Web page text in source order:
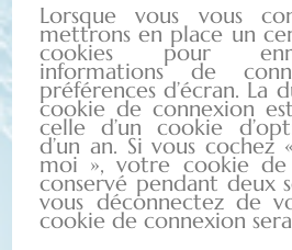
Lorsque vous vous
mettrons en place un
cookies pour
informations de
préférences d’écran. La
cookie de connexion
celle d’un cookie
d’un an. Si vous cochez
moi », votre cookie de
conservé pendant deux
vous déconnectez de
cookie de connexion